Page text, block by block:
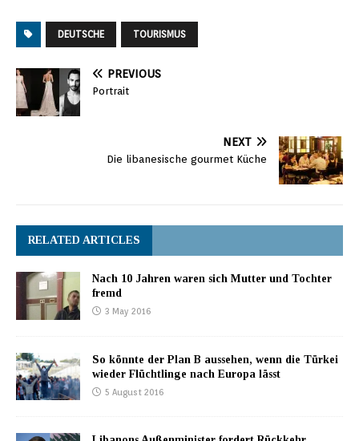
DEUTSCHE TOURISMUS
PREVIOUS
Portrait
NEXT
Die libanesische gourmet Küche
RELATED ARTICLES
Nach 10 Jahren waren sich Mutter und Tochter
fremd
3 May 2016
So könnte der Plan B aussehen, wenn die Türkei
wieder Flüchtlinge nach Europa lässt
5 August 2016